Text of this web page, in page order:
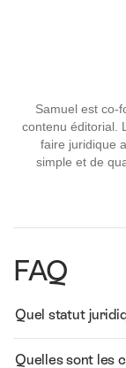
Samuel est co-
contenu éditorial.
faire juridique
simple et de
FAQ
Quel statut
Quelles sont les